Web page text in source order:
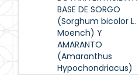
BASE DE SORGO
(Sorghum bicolor L.
Moench) Y
AMARANTO
(Amaranthus
Hypochondriacus)